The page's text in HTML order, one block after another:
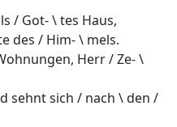
/ Got- \ tes Haus,
des / Him- \ mels.
Herr / Ze- \
sehnt sich / nach \ den /